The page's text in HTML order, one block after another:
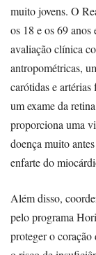
muito jovens. O
os 18 e os 69 anos
avaliação clínica
antropométricas,
carótidas e
um exame da
proporciona uma
doença muito
enfarte do
Além disso,
pelo programa
proteger o coração